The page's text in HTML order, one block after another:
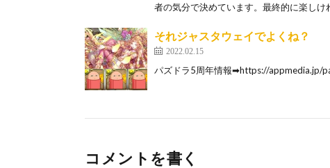
者の気分で決めています。最終的に楽しけ
それジャスタウェイでよくね？
2022.02.15
パズドラ5周年情報➡︎https://
コメントを書く